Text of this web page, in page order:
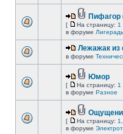
Пифагор
[ На страницу: 1
в форуме
Лежажак из
в форуме
Юмор
[ На страницу: 1
в форуме Разное
[ На страницу: 1
в форуме